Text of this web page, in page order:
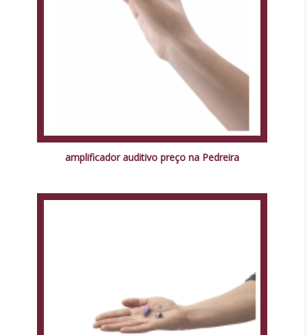
amplificador auditivo preço na Pedreira